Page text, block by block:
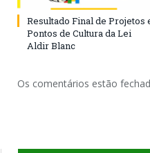
Resultado Final de Projetos
Pontos de Cultura da Lei
Aldir Blanc
Os comentários estão